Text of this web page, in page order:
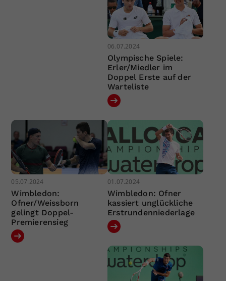
06.07.2024
Olympische Spiele:
Erler/Miedler im
Doppel Erste auf der
Warteliste
05.07.2024
Wimbledon:
Ofner/Weissborn
gelingt Doppel-
Premierensieg
01.07.2024
Wimbledon: Ofner
kassiert unglückliche
Erstrundenniederlage